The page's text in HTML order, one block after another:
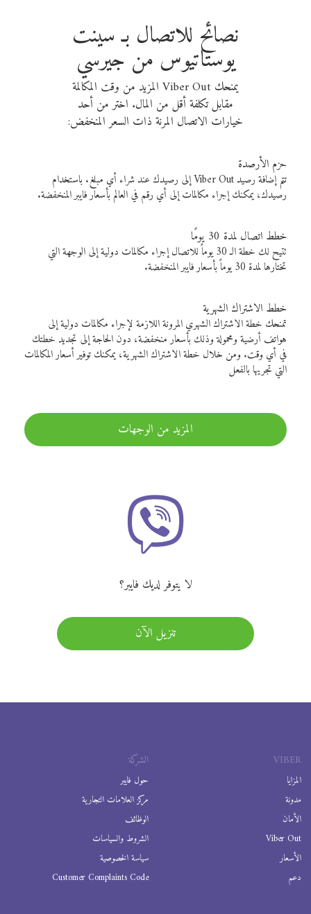
نصائح للاتصال بـ سينت
يوستاتيوس من جيرسي
يمنحك Viber Out المزيد من وقت المكالمة
مقابل تكلفة أقل من المال. اختر من أحد
خيارات الاتصال المرنة ذات السعر المنخفض:
حزم الأرصدة
تتم إضافة رصيد Viber Out إلى رصيدك عند شراء أي مبلغ. باستخدام
رصيدك، يمكنك إجراء مكالمات إلى أي رقم في العالم بأسعار فايبر المنخفضة.
خطط اتصال لمدة 30 يومًا
تتيح لك خطة الـ 30 يوماً للاتصال إجراء مكالمات دولية إلى الوجهة التي
تختارها لمدة 30 يوماً بأسعار فايبر المنخفضة.
خطط الاشتراك الشهرية
تمنحك خطة الاشتراك الشهري المرونة اللازمة لإجراء مكالمات دولية إلى
هواتف أرضية ومحمولة وذلك بأسعار منخفضة، دون الحاجة إلى تجديد خطتك
في أي وقت. ومن خلال خطة الاشتراك الشهرية، يمكنك توفير أسعار المكالمات
التي تجريها بالفعل
المزيد من الوجهات
لا يتوفر لديك فايبر؟
تنزيل الآن
VIBER
المزايا
مدونة
الأمان
Viber Out
الأسعار
دعم
الشركة
حول فايبر
مركز العلامات التجارية
الوظائف
الشروط والسياسات
سياسة الخصوصية
Customer Complaints Code